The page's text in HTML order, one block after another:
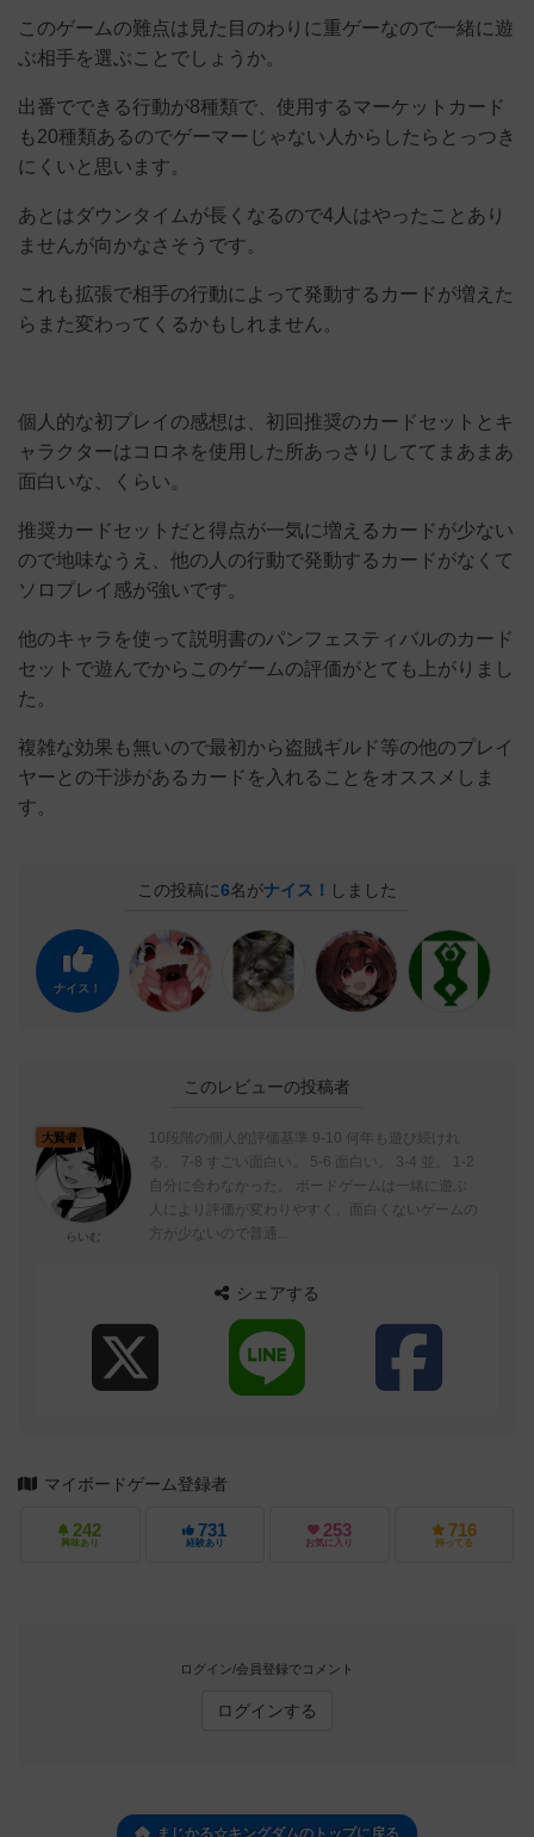
このゲームの難点は見た目のわりに重ゲーなので一緒に遊
ぶ相手を選ぶことでしょうか。
出番でできる行動が8種類で、使用するマーケットカード
も20種類あるのでゲーマーじゃない人からしたらとっつき
にくいと思います。
あとはダウンタイムが長くなるので4人はやったことあり
ませんが向かなさそうです。
これも拡張で相手の行動によって発動するカードが増えた
らまた変わってくるかもしれません。
個人的な初プレイの感想は、初回推奨のカードセットとキ
ャラクターはコロネを使用した所あっさりしててまあまあ
面白いな、くらい。
推奨カードセットだと得点が一気に増えるカードが少ない
ので地味なうえ、他の人の行動で発動するカードがなくて
ソロプレイ感が強いです。
他のキャラを使って説明書のパンフェスティバルのカード
セットで遊んでからこのゲームの評価がとても上がりまし
た。
複雑な効果も無いので最初から盗賊ギルド等の他のプレイ
ヤーとの干渉があるカードを入れることをオススメしま
す。
この投稿に6名がナイス！ しました
ナイス！
このレビューの投稿者
大賢者
らいむ
10段階の個人的評価基準 9-10 何年も遊び続けれ
る。 7-8 すごい面白い。 5-6 面白い。 3-4 並。 1-2
自分に合わなかった。 ボードゲームは一緒に遊ぶ
人により評価が変わりやすく、面白くないゲームの
方が少ないので普通...
シェアする
マイボードゲーム登録者
242
興味あり
731
経験あり
253
お気に入り
716
持ってる
ログイン/会員登録でコメント
ログインする
まじかる☆キングダムのトップに戻る